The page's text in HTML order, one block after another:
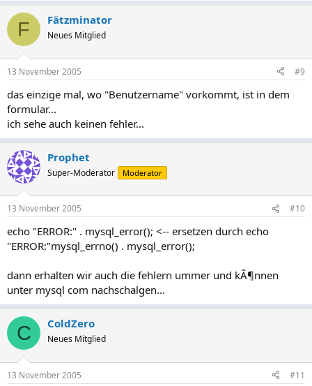
F Fätzminator
Neues Mitglied
13 November 2005 #9
das einzige mal, wo "Benutzername" vorkommt, ist in dem
formular...
ich sehe auch keinen fehler...
Prophet
Super-Moderator Moderator
13 November 2005 #10
echo "ERROR:" . mysql_error(); <-- ersetzen durch echo
"ERROR:"mysql_errno() . mysql_error();
dann erhalten wir auch die fehlern ummer und kÃ¶nnen
unter mysql com nachschalgen...
C ColdZero
Neues Mitglied
13 November 2005 #11